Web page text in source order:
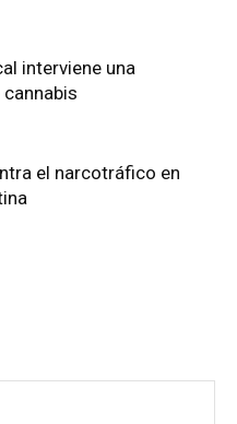
interviene una
el narcotráfico en